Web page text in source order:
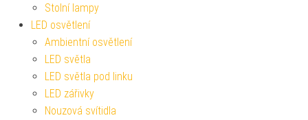
Stolní lampy
LED osvětlení
Ambientní osvětlení
LED světla
LED světla pod linku
LED zářivky
Nouzová svítidla